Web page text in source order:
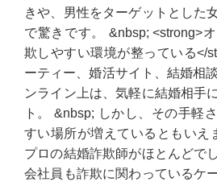
きや、男性をターゲットとした
で驚きです。 &nbsp; <strong>
欺しやすい環境が整っている</
ーティー、婚活サイト、結婚相
ンライン上は、気軽に結婚相手
ト。 &nbsp; しかし、その手軽
すい場所が増えているともいえ
プロの結婚詐欺師がほとんどで
会社員も詐欺に関わっているケ